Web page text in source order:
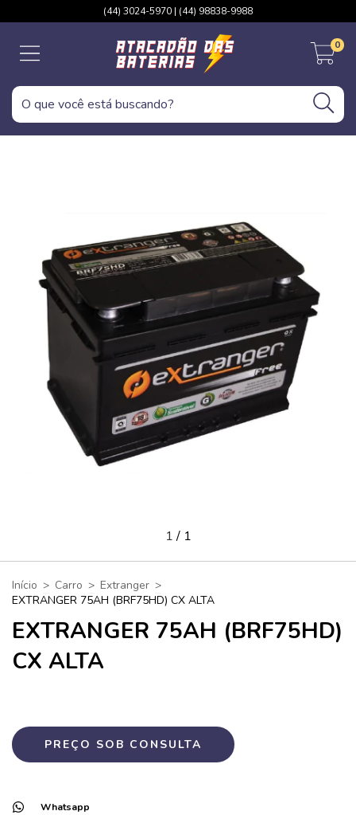
(44) 3024-5970 | (44) 98838-9988
0
1/ 1
Início > Carro > Extranger >
EXTRANGER 75AH (BRF75HD) CX ALTA
EXTRANGER 75AH (BRF75HD)
CX ALTA
Whatsapp